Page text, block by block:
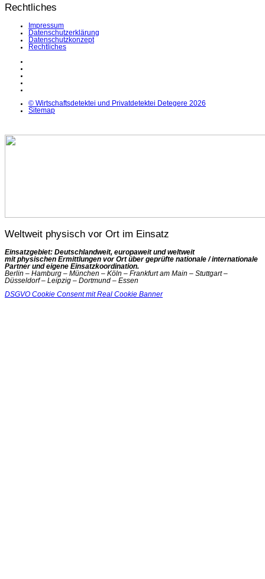
Rechtliches
Impressum
Datenschutzerklärung
Datenschutzkonzept
Rechtliches
© Wirtschaftsdetektei und Privatdetektei Detegere 2026
Sitemap
Weltweit physisch vor Ort im Einsatz
Einsatzgebiet: Deutschlandweit, europaweit und weltweit
mit physischen Ermittlungen vor Ort über geprüfte nationale / internationale
Partner und eigene Einsatzkoordination.
Berlin – Hamburg – München – Köln – Frankfurt am Main – Stuttgart –
Düsseldorf – Leipzig – Dortmund – Essen
DSGVO Cookie Consent mit Real Cookie Banner